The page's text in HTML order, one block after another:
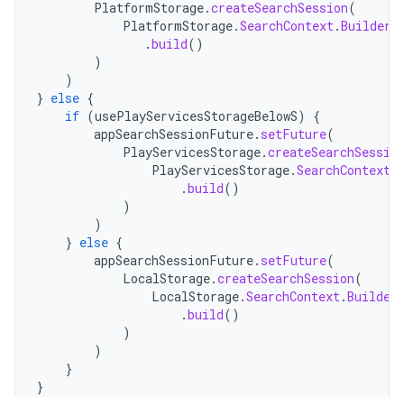
PlatformStorage.createSearchSession(
PlatformStorage.SearchContext.Builder
.build()
)
)
} else {
if (usePlayServicesStorageBelowS)
{
appSearchSessionFuture. setFuture(
PlayServicesStorage.createSearchSession
PlayServicesStorage.SearchContext
.build()
)
)
} else {
appSearchSessionFuture. setFuture(
LocalStorage.createSearchSession(
LocalStorage.SearchContext.Builder
.build()
)
)
}
}